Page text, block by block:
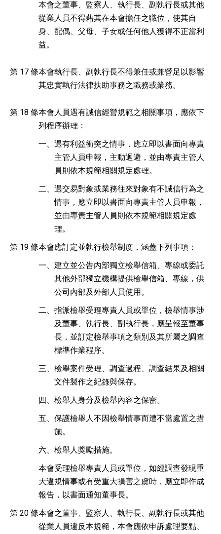
本會之董事、監察人、執行長、副執行長或其他
從業人員不得藉其在本會擔任之職位，使其自
身、配偶、父母、子女或任何他人獲得不正當利
益。
第 17 條本會執行長、副執行長不得兼任或兼營足以影響
其忠實執行法律扶助事務之職務或業務。
第 18 條本會人員遇有誠信經營規範之相關事項，應依下
列程序辦理：
一、 遇有利益衝突之情事，應立即以書面向專責
主管人員申報，主動迴避，並由專責主管人
員則依本規範相關規定處理。
二、 遇交易對象或業務往來對象有不誠信行為之
情事，應立即以書面向專責主管人員申報，
並由專責主管人員則依本規範相關規定處
理。
第 19 條本會應訂定並執行檢舉制度，涵蓋下列事項：
一、 建立並公告內部獨立檢舉信箱、專線或委託
其他外部獨立機構提供檢舉信箱、專線，供
公司內部及外部人員使用。
二、 指派檢舉受理專責人員或單位，檢舉情事涉
及董事、執行長、副執行長，應呈報至董事
長，並訂定檢舉事項之類別及其所屬之調查
標準作業程序。
三、 檢舉案件受理、調查過程、調查結果及相關
文件製作之紀錄與保存。
四、 檢舉人身分及檢舉內容之保密。
五、 保護檢舉人不因檢舉情事而遭不當處置之措
施。
六、 檢舉人獎勵措施。
本會受理檢舉專責人員或單位，如經調查發現重
大違規情事或有受重大損害之虞時，應立即作成
報告，以書面通知董事長。
第 20 條本會之董事、監察人、執行長、副執行長或其他
從業人員違反本規範，本會應依申訴處理要點、